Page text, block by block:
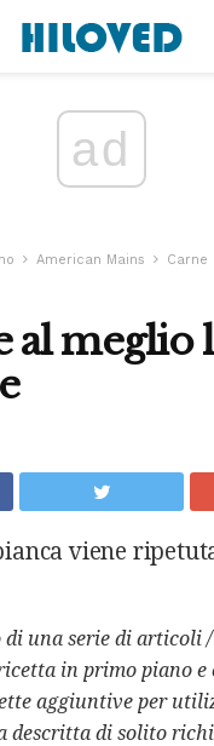
ad
American Mains
Carne
al meglio
viene
di una serie di articoli
in primo piano e
aggiuntive per
descritta di solito